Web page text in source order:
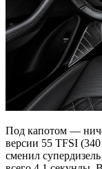
Под капотом —
версии 55 TFSI
сменил